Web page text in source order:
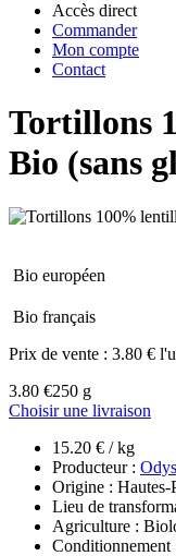
Accès direct
Commander
Mon compte
Contact
Tortillons
Bio (sans
Bio européen
Bio français
Prix de vente : 3.80 €
3.80 €250 g
Choisir une livraison
15.20 € / kg
Producteur :
Origine : Hautes-
Lieu de
Agriculture :
Conditionnement